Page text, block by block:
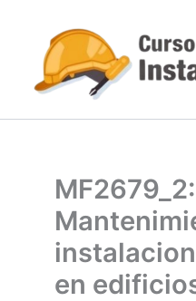
contenido
MF2679_2:
en